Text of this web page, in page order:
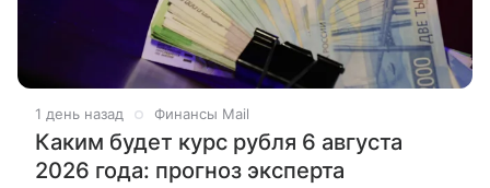
1 день назад Финансы Mail
Каким будет курс рубля 6 августа
2026 года: прогноз эксперта